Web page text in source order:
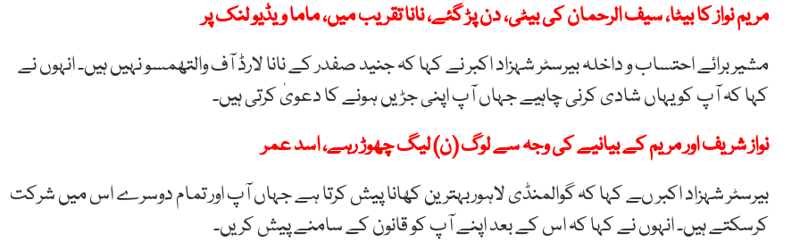
مریم نواز کا بیٹا، سیف الرحمان کی بیٹی، دن پڑ گئے، نانا تقریب میں، ماما ویڈیو لنک پر
مشیر برائے احتساب و داخلہ بیرسٹر شہزاد اکبر نے کہا کہ جنید صفدر کے نانا لارڈ آف والتھمسو نہیں ہیں۔ انہوں نے
کہا کہ آپ کو یہاں شادی کرنی چاہیے جہاں آپ اپنی جڑیں ہونے کا دعویٰ کرتی ہیں۔
نواز شریف اور مریم کے بیانیے کی وجہ سے لوگ (ن) لیگ چھوڑ رہے، اسد عمر
بیرسٹر شہزاد اکبر ںے کہا کہ گوالمنڈی لاہوربہترین کھانا پیش کرتا ہے جہاں آپ اور تمام دوسرے اس میں شرکت
کرسکتے ہیں۔ انہوں نے کہا کہ اس کے بعد اپنے آپ کو قانون کے سامنے پیش کریں۔